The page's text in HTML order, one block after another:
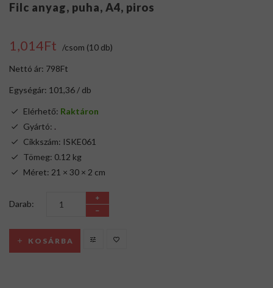
Filc anyag, puha, A4, piros
1,014Ft /csom (10 db)
Nettó ár: 798Ft
Egységár: 101,36 / db
Elérhető: Raktáron
Gyártó: .
Cikkszám: ISKE061
Tömeg: 0.12 kg
Méret: 21 × 30 × 2 cm
Darab:
KOSÁRBA